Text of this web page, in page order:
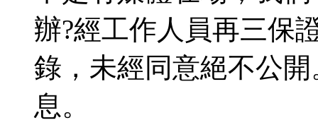
辦?經工作人員再三保
錄，未經同意絕不公
息。